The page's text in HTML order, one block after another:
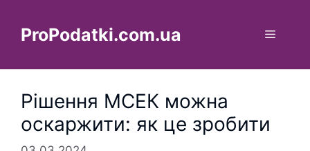
вмістуProPodatki.com.ua Меню
Рішення МСЕК можна
оскаржити: як це зробити